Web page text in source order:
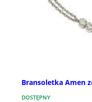
Bransoletka Amen
DOSTĘPNY